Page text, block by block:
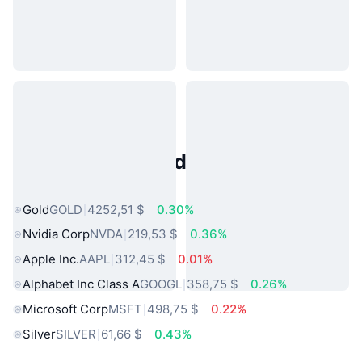
Activos del Mundo Real
GoldGOLD 4252,51 $
0.30%
Nvidia CorpNVDA 219,53 $
0.36%
Apple Inc.AAPL 312,45 $
0.01%
Alphabet Inc Class AGOOGL 358,75 $
0.26%
Microsoft CorpMSFT 498,75 $
0.22%
SilverSILVER 61,66 $
0.43%